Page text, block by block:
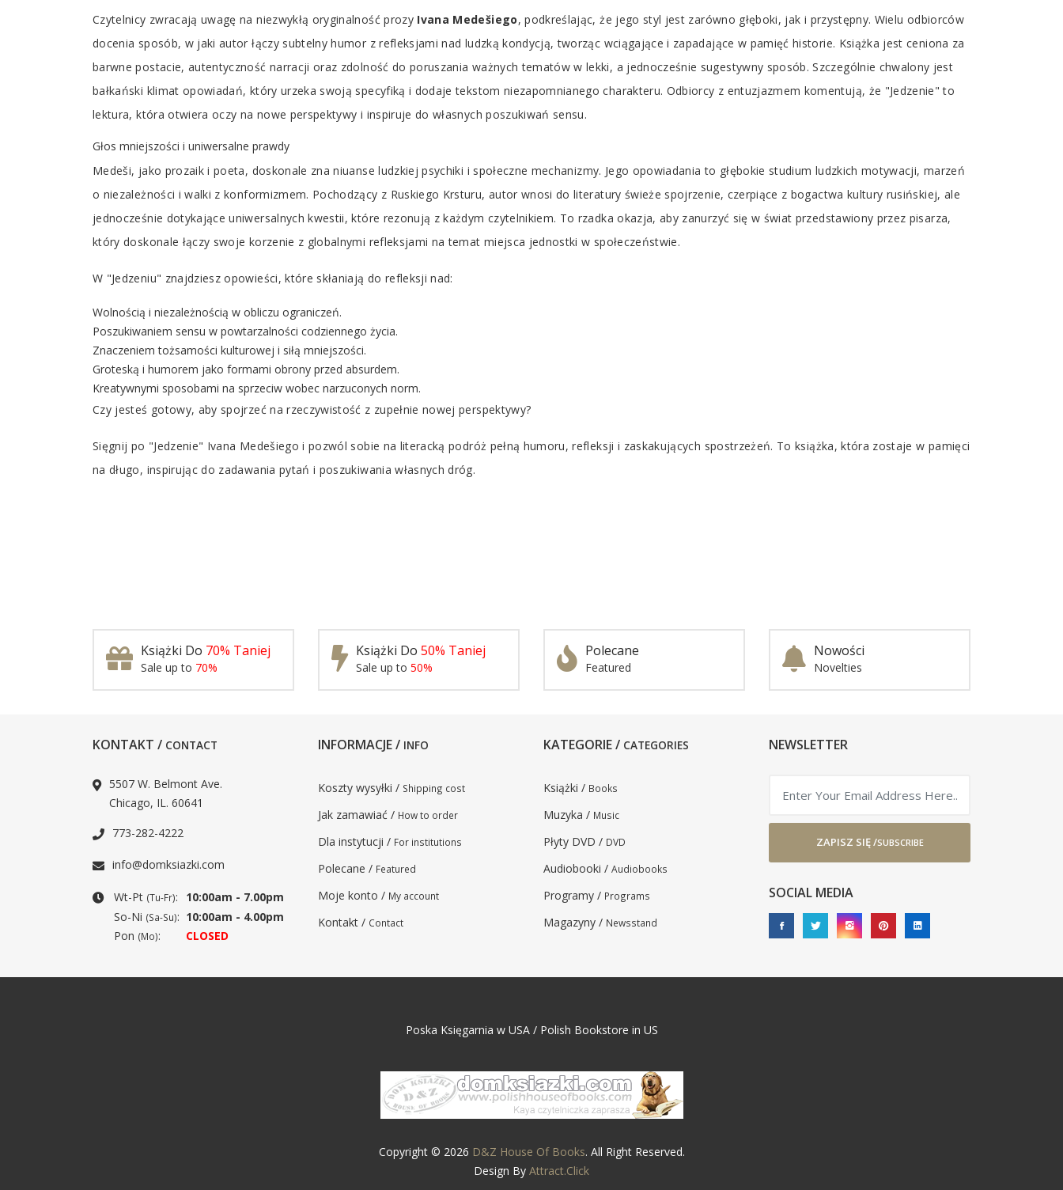
Czytelnicy zwracają uwagę na niezwykłą oryginalność prozy Ivana Medešiego, podkreślając, że jego styl jest zarówno głęboki, jak i przystępny. Wielu odbiorców
docenia sposób, w jaki autor łączy subtelny humor z refleksjami nad ludzką kondycją, tworząc wciągające i zapadające w pamięć historie. Książka jest ceniona za
barwne postacie, autentyczność narracji oraz zdolność do poruszania ważnych tematów w lekki, a jednocześnie sugestywny sposób. Szczególnie chwalony jest
bałkański klimat opowiadań, który urzeka swoją specyfiką i dodaje tekstom niezapomnianego charakteru. Odbiorcy z entuzjazmem komentują, że "Jedzenie" to
lektura, która otwiera oczy na nowe perspektywy i inspiruje do własnych poszukiwań sensu.
Głos mniejszości i uniwersalne prawdy
Medeši, jako prozaik i poeta, doskonale zna niuanse ludzkiej psychiki i społeczne mechanizmy. Jego opowiadania to głębokie studium ludzkich motywacji, marzeń
o niezależności i walki z konformizmem. Pochodzący z Ruskiego Krsturu, autor wnosi do literatury świeże spojrzenie, czerpiące z bogactwa kultury rusińskiej, ale
jednocześnie dotykające uniwersalnych kwestii, które rezonują z każdym czytelnikiem. To rzadka okazja, aby zanurzyć się w świat przedstawiony przez pisarza,
który doskonale łączy swoje korzenie z globalnymi refleksjami na temat miejsca jednostki w społeczeństwie.
W "Jedzeniu" znajdziesz opowieści, które skłaniają do refleksji nad:
Wolnością i niezależnością w obliczu ograniczeń.
Poszukiwaniem sensu w powtarzalności codziennego życia.
Znaczeniem tożsamości kulturowej i siłą mniejszości.
Groteską i humorem jako formami obrony przed absurdem.
Kreatywnymi sposobami na sprzeciw wobec narzuconych norm.
Czy jesteś gotowy, aby spojrzeć na rzeczywistość z zupełnie nowej perspektywy?
Sięgnij po "Jedzenie" Ivana Medešiego i pozwól sobie na literacką podróż pełną humoru, refleksji i zaskakujących spostrzeżeń. To książka, która zostaje w pamięci
na długo, inspirując do zadawania pytań i poszukiwania własnych dróg.
Książki Do 70% Taniej
Sale up to 70%
Książki Do 50% Taniej
Sale up to 50%
Polecane
Featured
Nowości
Novelties
KONTAKT / CONTACT
5507 W. Belmont Ave.
Chicago, IL. 60641
773-282-4222
info@domksiazki.com
Wt-Pt (Tu-Fr):
10:00am - 7.00pm
So-Ni (Sa-Su): 10:00am - 4.00pm
Pon (Mo): CLOSED
INFORMACJE / INFO
Koszty wysyłki / Shipping cost
Jak zamawiać / How to order
Dla instytucji / For institutions
Polecane / Featured
Moje konto / My account
Kontakt / Contact
KATEGORIE / CATEGORIES
Książki / Books
Muzyka / Music
Płyty DVD / DVD
Audiobooki / Audiobooks
Programy / Programs
Magazyny / Newsstand
NEWSLETTER
ZAPISZ SIĘ /SUBSCRIBE
SOCIAL MEDIA
Poska Księgarnia w USA / Polish Bookstore in US
Copyright © 2026 D&Z House Of Books. All Right Reserved.
Design By Attract.Click